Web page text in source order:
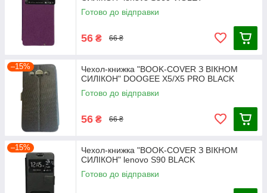
Готово до відправки
56 ₴ 66 ₴
–15%
Чехол-книжка "BOOK-COVER З ВІКНОМ
СИЛІКОН" DOOGEE X5/X5 PRO BLACK
Готово до відправки
56 ₴ 66 ₴
–15%
Чехол-книжка "BOOK-COVER З ВІКНОМ
СИЛІКОН" lenovo S90 BLACK
Готово до відправки